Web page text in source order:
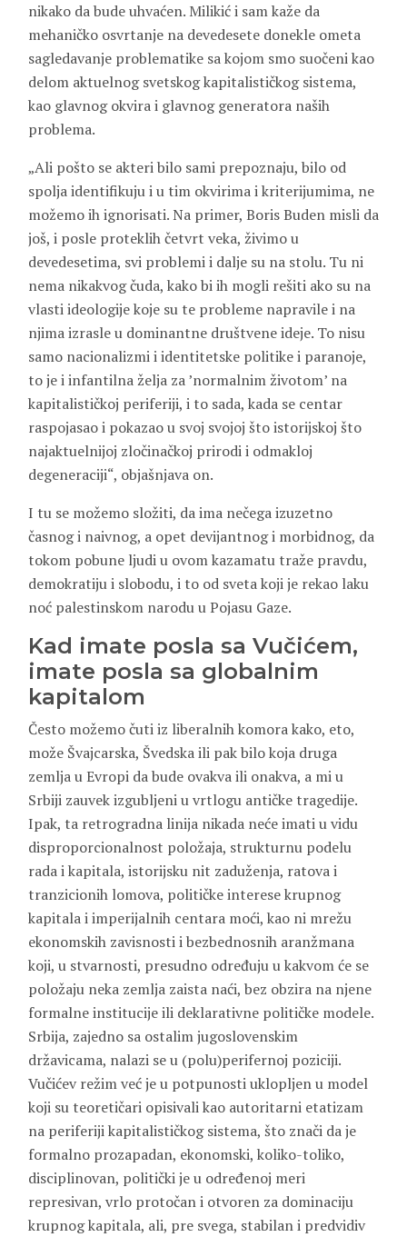
nikako da bude uhvaćen. Milikić i sam kaže da
mehaničko osvrtanje na devedesete donekle ometa
sagledavanje problematike sa kojom smo suočeni kao
delom aktuelnog svetskog kapitalističkog sistema,
kao glavnog okvira i glavnog generatora naših
problema.
„Ali pošto se akteri bilo sami prepoznaju, bilo od
spolja identifikuju i u tim okvirima i kriterijumima, ne
možemo ih ignorisati. Na primer, Boris Buden misli da
još, i posle proteklih četvrt veka, živimo u
devedesetima, svi problemi i dalje su na stolu. Tu ni
nema nikakvog čuda, kako bi ih mogli rešiti ako su na
vlasti ideologije koje su te probleme napravile i na
njima izrasle u dominantne društvene ideje. To nisu
samo nacionalizmi i identitetske politike i paranoje,
to je i infantilna želja za ’normalnim životom’ na
kapitalističkoj periferiji, i to sada, kada se centar
raspojasao i pokazao u svoj svojoj što istorijskoj što
najaktuelnijoj zločinačkoj prirodi i odmakloj
degeneraciji“, objašnjava on.
I tu se možemo složiti, da ima nečega izuzetno
časnog i naivnog, a opet devijantnog i morbidnog, da
tokom pobune ljudi u ovom kazamatu traže pravdu,
demokratiju i slobodu, i to od sveta koji je rekao laku
noć palestinskom narodu u Pojasu Gaze.
Kad imate posla sa Vučićem,
imate posla sa globalnim
kapitalom
Često možemo čuti iz liberalnih komora kako, eto,
može Švajcarska, Švedska ili pak bilo koja druga
zemlja u Evropi da bude ovakva ili onakva, a mi u
Srbiji zauvek izgubljeni u vrtlogu antičke tragedije.
Ipak, ta retrogradna linija nikada neće imati u vidu
disproporcionalnost položaja, strukturnu podelu
rada i kapitala, istorijsku nit zaduženja, ratova i
tranzicionih lomova, političke interese krupnog
kapitala i imperijalnih centara moći, kao ni mrežu
ekonomskih zavisnosti i bezbednosnih aranžmana
koji, u stvarnosti, presudno određuju u kakvom će se
položaju neka zemlja zaista naći, bez obzira na njene
formalne institucije ili deklarativne političke modele.
Srbija, zajedno sa ostalim jugoslovenskim
državicama, nalazi se u (polu)perifernoj poziciji.
Vučićev režim već je u potpunosti uklopljen u model
koji su teoretičari opisivali kao autoritarni etatizam
na periferiji kapitalističkog sistema, što znači da je
formalno prozapadan, ekonomski, koliko-toliko,
disciplinovan, politički je u određenoj meri
represivan, vrlo protočan i otvoren za dominaciju
krupnog kapitala, ali, pre svega, stabilan i predvidiv